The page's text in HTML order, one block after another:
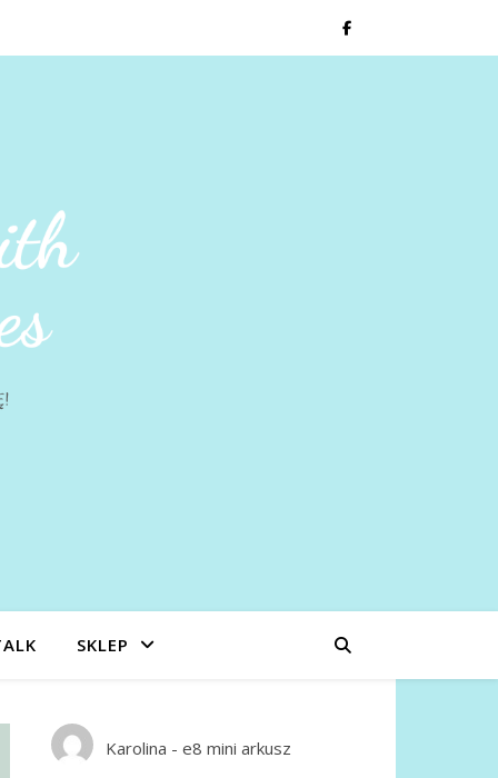
SKLEP
Karolina - e8 mini arkusz